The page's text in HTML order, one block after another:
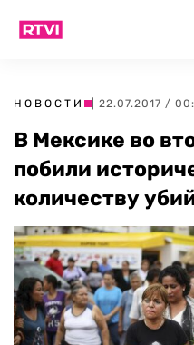
НОВОСТИ | 22.07.2017 /
В Мексике во
побили
количеству